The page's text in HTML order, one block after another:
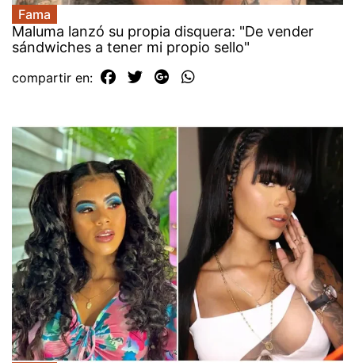
Fama
Maluma lanzó su propia disquera: "De vender
sándwiches a tener mi propio sello"
compartir en: